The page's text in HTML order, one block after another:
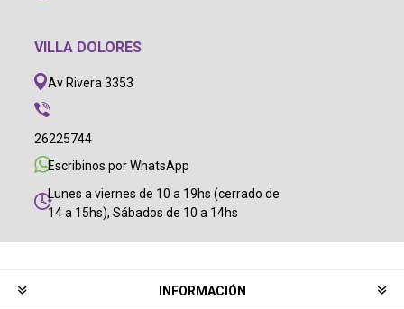
VILLA DOLORES
Av Rivera 3353
26225744
Escribinos por WhatsApp
Lunes a viernes de 10 a 19hs (cerrado de
14 a 15hs), Sábados de 10 a 14hs
INFORMACIÓN